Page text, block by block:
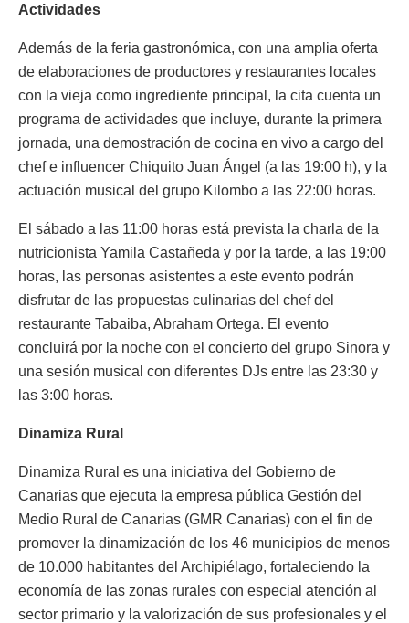
Actividades
Además de la feria gastronómica, con una amplia oferta
de elaboraciones de productores y restaurantes locales
con la vieja como ingrediente principal, la cita cuenta un
programa de actividades que incluye, durante la primera
jornada, una demostración de cocina en vivo a cargo del
chef e influencer Chiquito Juan Ángel (a las 19:00 h), y la
actuación musical del grupo Kilombo a las 22:00 horas.
El sábado a las 11:00 horas está prevista la charla de la
nutricionista Yamila Castañeda y por la tarde, a las 19:00
horas, las personas asistentes a este evento podrán
disfrutar de las propuestas culinarias del chef del
restaurante Tabaiba, Abraham Ortega. El evento
concluirá por la noche con el concierto del grupo Sinora y
una sesión musical con diferentes DJs entre las 23:30 y
las 3:00 horas.
Dinamiza Rural
Dinamiza Rural es una iniciativa del Gobierno de
Canarias que ejecuta la empresa pública Gestión del
Medio Rural de Canarias (GMR Canarias) con el fin de
promover la dinamización de los 46 municipios de menos
de 10.000 habitantes del Archipiélago, fortaleciendo la
economía de las zonas rurales con especial atención al
sector primario y la valorización de sus profesionales y el